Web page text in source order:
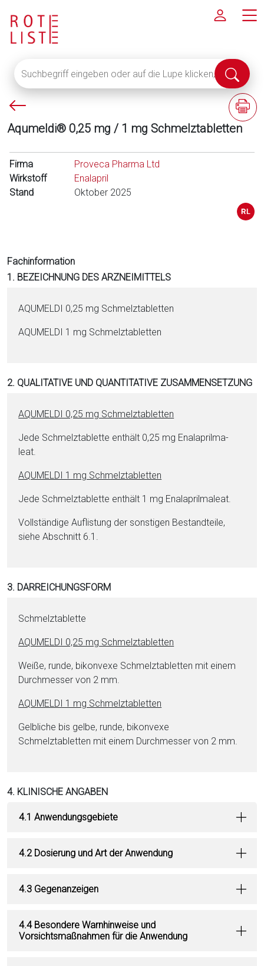
eingeben
oder
auf
Lupe
klicken,
um
alle
Fachinformationen
Suche
P
e
l
l
i
Aqumeldi® 0,25 mg / 1 mg Schmelztabletten
F
a
o
r
F
Firma
Proveca Pharma Ltd
Wirkstoff
Enalapril
Stand
Oktober 2025
Fachinformation
1. BEZEICHNUNG DES ARZNEIMITTELS
AQUMELDI 0,25 mg Schmelztabletten
AQUMELDI 1 mg Schmelztabletten
2. QUALITATIVE UND QUANTITATIVE ZUSAMMENSETZUNG
AQUMELDI 0,25 mg Schmelztabletten
Jede Schmelztablette enthält 0,25 mg Ena­la­pril­ma­
leat.
AQUMELDI 1 mg Schmelztabletten
Jede Schmelztablette enthält 1 mg Ena­la­pril­ma­leat.
Vollständige Auflistung der sonstigen Be­stand­tei­le,
siehe Abschnitt 6.1.
3. DARREICHUNGSFORM
Schmelztablette
AQUMELDI 0,25 mg Schmelztabletten
Weiße, runde, bikonvexe Schmelztabletten mit ei­nem
Durchmesser von 2 mm.
AQUMELDI 1 mg Schmelztabletten
Gelbliche bis gelbe, runde, bikonvexe
Schmelztabletten mit ei­nem Durchmesser von 2 mm.
4. KLINISCHE ANGABEN
4.1 Anwendungsgebiete
4.2 Dosierung und Art der Anwendung
4.3 Gegenanzeigen
4.4 Besondere Warnhinweise und
Vorsichtsmaßnahmen für die Anwendung